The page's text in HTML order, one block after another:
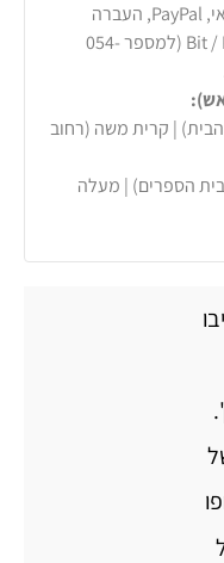
כרטיסי אשראי, PayPal, העברה
בנקאית או באפליקציות Bit / Paybox (למספר 054-
| קרית משה (רחוב
הספרים) | מעלה